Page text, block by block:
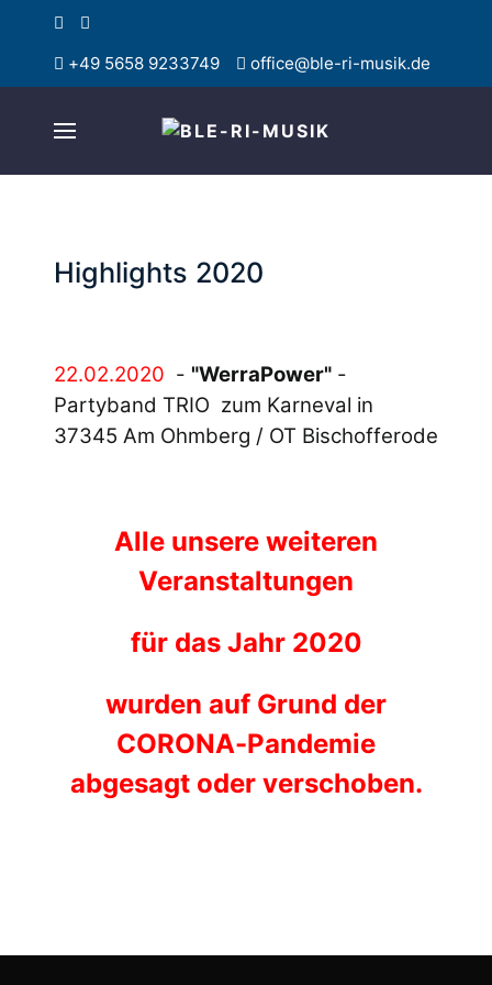
+49 5658 9233749 office@ble-ri-musik.de
Highlights 2020
22.02.2020 - "WerraPower" -
Partyband TRIO zum Karneval in
37345 Am Ohmberg / OT Bischofferode
Alle unsere weiteren
Veranstaltungen
für das Jahr 2020
wurden auf Grund der
CORONA-Pandemie
abgesagt oder verschoben.